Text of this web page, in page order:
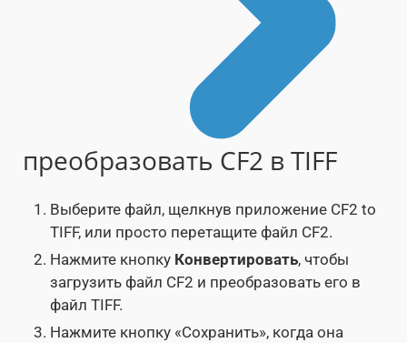
преобразовать CF2 в TIFF
Выберите файл, щелкнув приложение CF2 to
TIFF, или просто перетащите файл CF2.
Нажмите кнопку Конвертировать, чтобы
загрузить файл CF2 и преобразовать его в
файл TIFF.
Нажмите кнопку «Сохранить», когда она